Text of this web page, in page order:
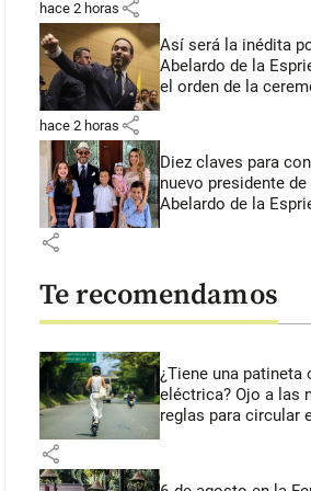
hace 2 horas share
Así será la inédita
Abelardo de la
el orden de la
hace 2 horas share
Diez claves para
nuevo presidente
Abelardo de la
share
Te recomendamos
¿Tiene una patineta
eléctrica? Ojo a las
reglas para circular
share